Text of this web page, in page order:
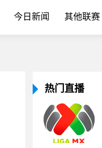
今日新闻 其他联赛
热门直播